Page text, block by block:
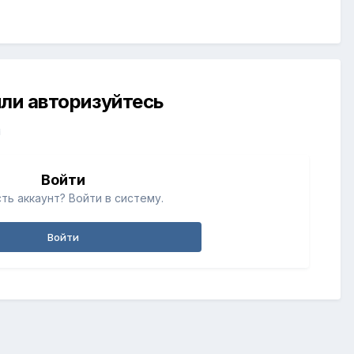
авторизуйтесь
Войти
аккаунт? Войти в систему.
Войти